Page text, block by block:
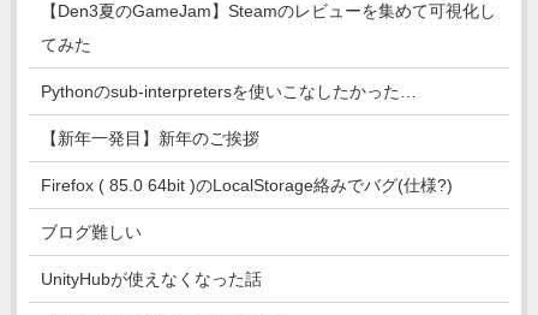
【Den3夏のGameJam】Steamのレビューを集めて可視化し
てみた
Pythonのsub-interpretersを使いこなしたかった…
【新年一発目】新年のご挨拶
Firefox ( 85.0 64bit )のLocalStorage絡みでバグ(仕様?)
ブログ難しい
UnityHubが使えなくなった話